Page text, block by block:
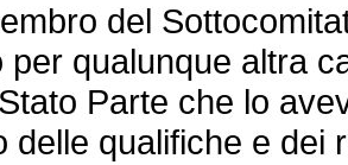
del
per qualunque altra
Parte che lo
delle qualifiche e dei